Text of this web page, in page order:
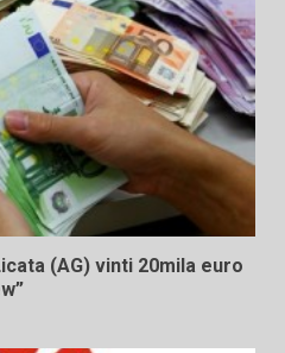
(AG) vinti 20mila euro